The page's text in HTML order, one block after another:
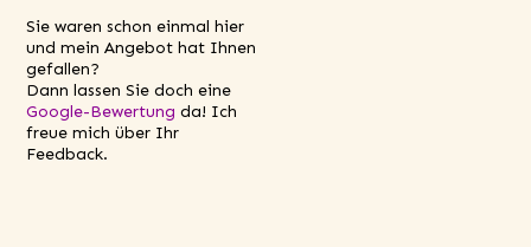
Sie waren schon einmal hier
und mein Angebot hat Ihnen
gefallen?
Dann lassen Sie doch eine
Google-Bewertung da! Ich
freue mich über Ihr
Feedback.